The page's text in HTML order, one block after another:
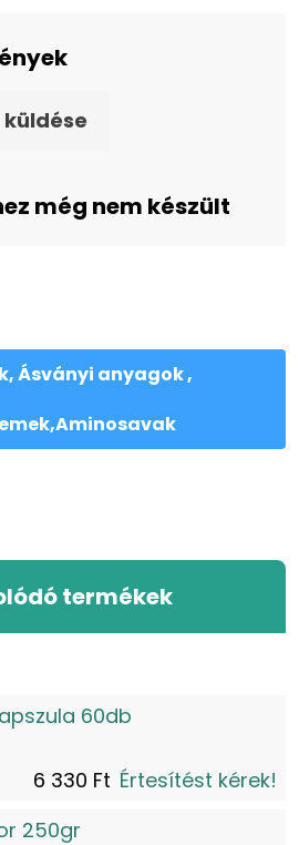
küldése
még nem készült
Ásványi anyagok ,
termékek
60db
6 330 Ft Értesítést kérek!
250gr